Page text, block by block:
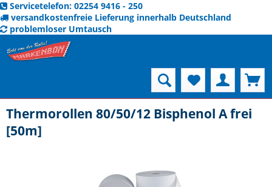
Servicetelefon: 02254 9416 - 250
versandkostenfreie Lieferung innerhalb Deutschland
problemloser Umtausch
Thermorollen 80/50/12 Bisphenol A frei
[50m]